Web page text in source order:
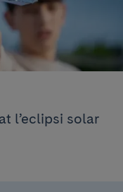
l’eclipsi solar